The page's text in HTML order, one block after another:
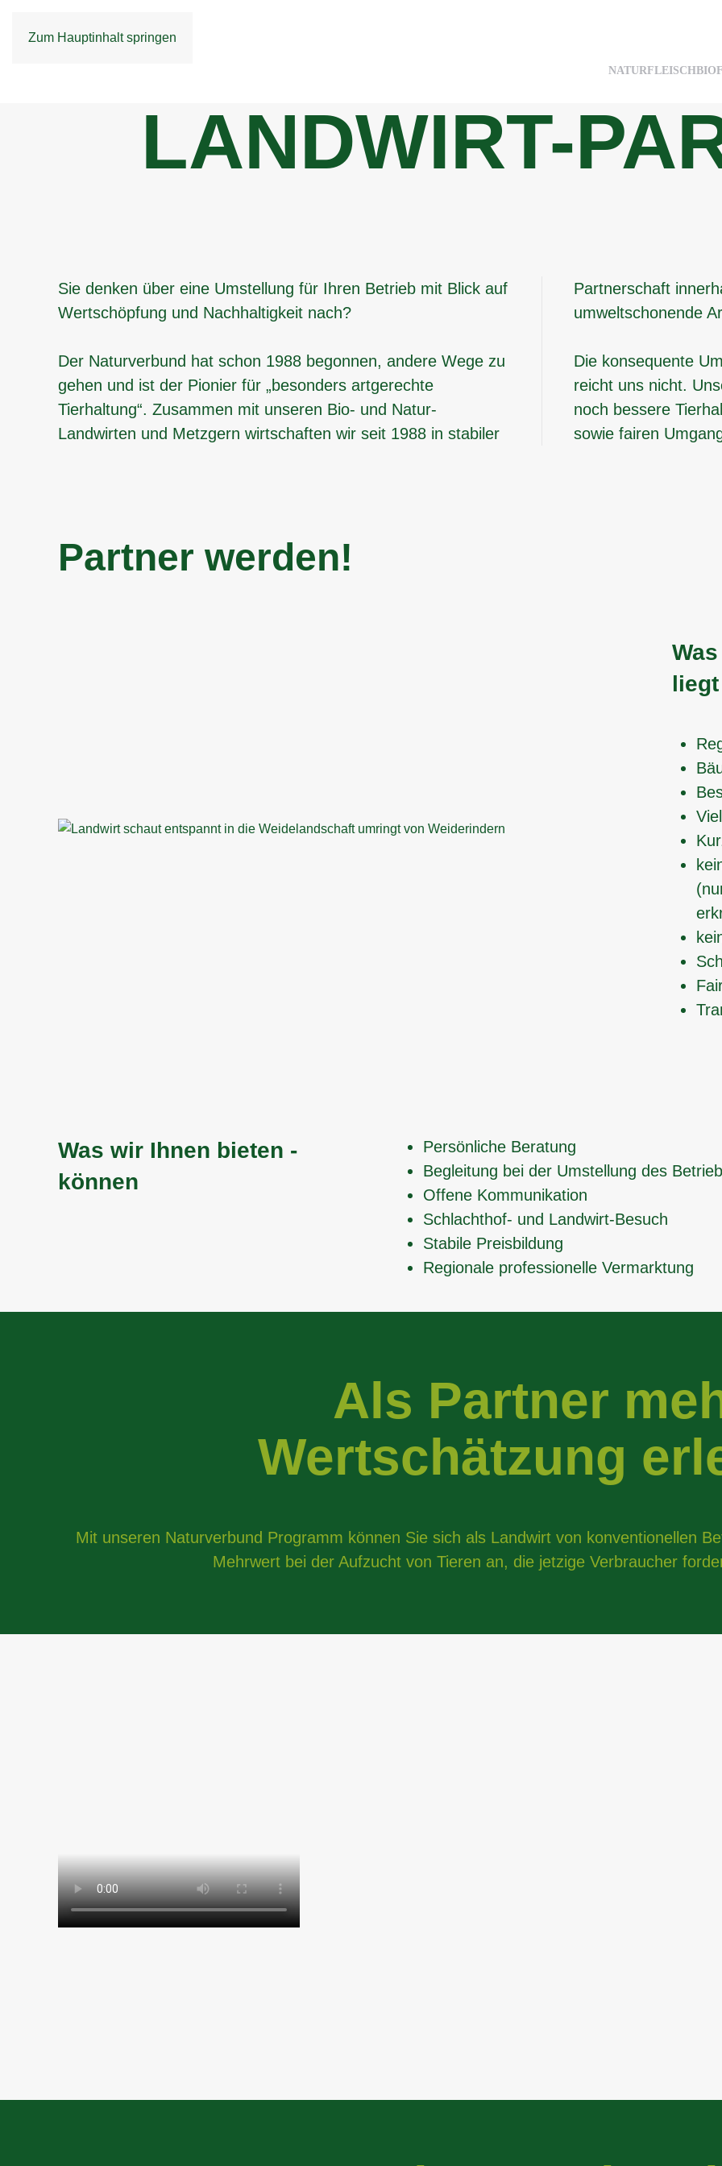
Zum Hauptinhalt springen
NATURFLEISCH
LANDWIRT-
Sie denken über eine Umstellung für Ihren Betrieb mit Blick auf
Wertschöpfung und Nachhaltigkeit nach?
Der Naturverbund hat schon 1988 begonnen, andere Wege zu
gehen und ist der Pionier für „besonders artgerechte
Tierhaltung“. Zusammen mit unseren Bio- und Natur-
Landwirten und Metzgern wirtschaften wir seit 1988 in stabiler
Partnerschaft
umweltschonende
Die konsequente
reicht uns nicht.
noch bessere
sowie fairen
Partner werden!
liegt
Was wir Ihnen bieten ­
können
Persönliche Beratung
Begleitung bei der Umstellung des
Offene Kommunikation
Schlachthof- und Landwirt-Besuch
Stabile Preisbildung
Regionale professionelle Vermarktung
Als Partner
Wertschätzung
Mit unseren Naturverbund Programm können Sie sich als Landwirt von konventionellen
Mehrwert bei der Aufzucht von Tieren an, die jetzige Verbraucher